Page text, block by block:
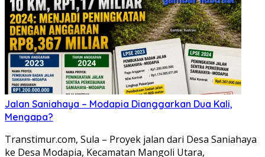
Jalan Saniahaya – Modapia Dianggarkan Dua Kali,
Mengapa?
Transtimur.com, Sula – Proyek jalan dari Desa Saniahaya
ke Desa Modapia, Kecamatan Mangoli Utara,